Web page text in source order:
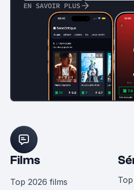
EN SAVOIR PLUS
Films
Top 2026 films